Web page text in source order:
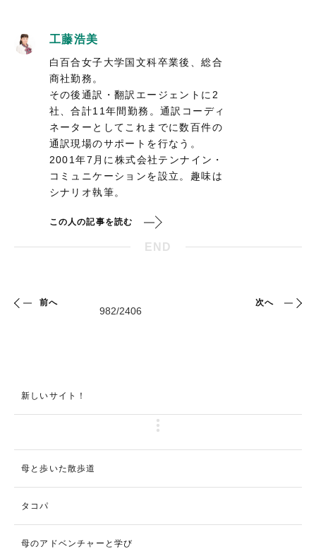
工藤浩美
白百合女子大学国文科卒業後、総合
商社勤務。
その後通訳・翻訳エージェントに2
社、合計11年間勤務。通訳コーディ
ネーターとしてこれまでに数百件の
通訳現場のサポートを行なう。
2001年7月に株式会社テンナイン・
コミュニケーションを設立。趣味は
シナリオ執筆。
この人の記事を読む
END
前へ 次へ
新しいサイト！
母と歩いた散歩道
タコパ
母のアドベンチャーと学び